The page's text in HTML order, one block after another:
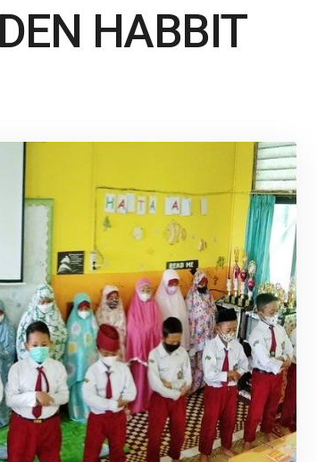
HABBIT